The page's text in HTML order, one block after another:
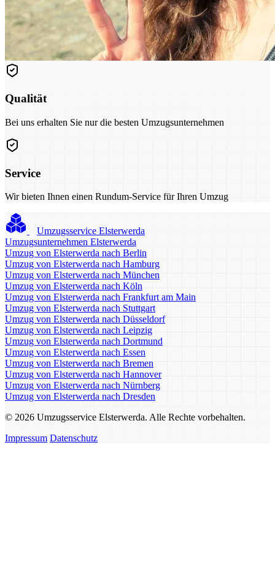
Qualität
Bei uns erhalten Sie nur die besten Umzugsunternehmen
Service
Wir bieten Ihnen einen Rundum-Service für Ihren Umzug
Umzugsservice Elsterwerda
Umzugsunternehmen Elsterwerda
Umzug von Elsterwerda nach Berlin
Umzug von Elsterwerda nach Hamburg
Umzug von Elsterwerda nach München
Umzug von Elsterwerda nach Köln
Umzug von Elsterwerda nach Frankfurt am Main
Umzug von Elsterwerda nach Stuttgart
Umzug von Elsterwerda nach Düsseldorf
Umzug von Elsterwerda nach Leipzig
Umzug von Elsterwerda nach Dortmund
Umzug von Elsterwerda nach Essen
Umzug von Elsterwerda nach Bremen
Umzug von Elsterwerda nach Hannover
Umzug von Elsterwerda nach Nürnberg
Umzug von Elsterwerda nach Dresden
© 2026 Umzugsservice Elsterwerda. Alle Rechte vorbehalten.
Impressum Datenschutz